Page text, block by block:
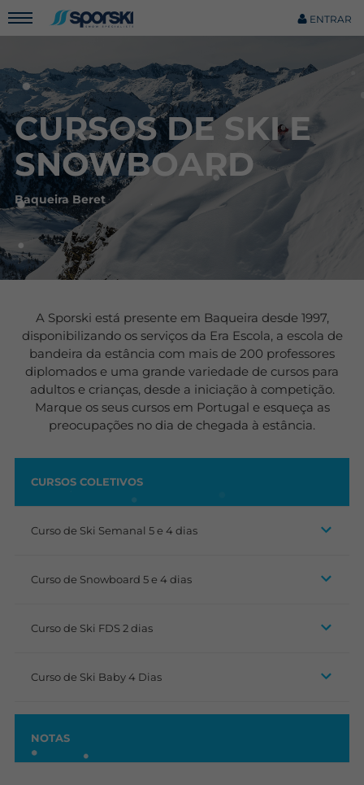
ENTRAR
CURSOS DE SKI E
SNOWBOARD
Baqueira Beret
A Sporski está presente em Baqueira desde 1997,
disponibilizando os serviços da Era Escola, a escola de
bandeira da estância com mais de 200 professores
diplomados e uma grande variedade de cursos para
adultos e crianças, desde a iniciação à competição.
Marque os seus cursos em Portugal e esqueça as
preocupações no dia de chegada à estância.
CURSOS COLETIVOS
Curso de Ski Semanal 5 e 4 dias
Curso de Snowboard 5 e 4 dias
Curso de Ski FDS 2 dias
Curso de Ski Baby 4 Dias
NOTAS